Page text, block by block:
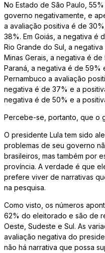
No Estado de São Paulo,
governo negativamente, e
a avaliação positiva é de
38%. Em Goiás, a negativa é
Rio Grande do Sul, a
Minas Gerais, a negativa é
Paraná, a negativa é de 59%
Pernambuco a avaliação
negativa é de 37% e a
negativa é de 50% e a
Percebe-se, portanto, que o
O presidente Lula tem sido
problemas de seu governo
brasileiros, mas também por
província. A verdade é que
prefere viver de narrativas
na pesquisa.
Como visto, os números
62% do eleitorado e são de
Oeste, Sudeste e Sul. As
avaliação negativa do
não há narrativa que possa